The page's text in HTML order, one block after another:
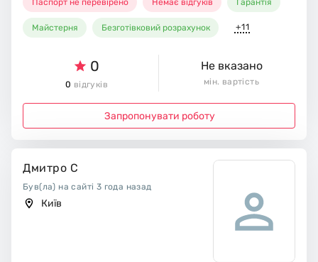
Паспорт не перевірено Немає відгуків Гарантія
Майстерня Безготівковий розрахунок +11
0
0 відгуків
Не вказано
мін. вартість
Запропонувати роботу
Дмитро С
Був(ла) на сайті 3 года назад
Київ